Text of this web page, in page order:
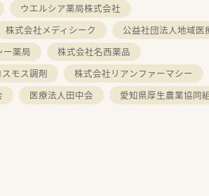
ウエルシア薬局株式会社
株式会社メディシーク
公益社団法人地域医
ー薬局
株式会社名西薬品
モス調剤
株式会社リアンファーマシー
医療法人田中会
愛知県厚生農業協同